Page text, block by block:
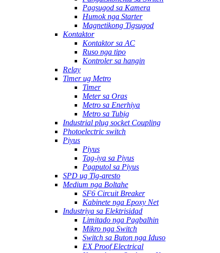
Pagsugod sa Kamera
Humok nga Starter
Magnetikong Tigsugod
Kontaktor
Kontaktor sa AC
Ruso nga tipo
Kontroler sa hangin
Relay
Timer ug Metro
Timer
Meter sa Oras
Metro sa Enerhiya
Metro sa Tubig
Industrial plug socket Coupling
Photoelectric switch
Piyus
Piyus
Tag-iya sa Piyus
Pagputol sa Piyus
SPD ug Tig-aresto
Medium nga Boltahe
SF6 Circuit Breaker
Kabinete nga Epoxy Net
Industriya sa Elektrisidad
Limitado nga Pagbalhin
Mikro nga Switch
Switch sa Buton nga Iduso
EX Proof Electrical